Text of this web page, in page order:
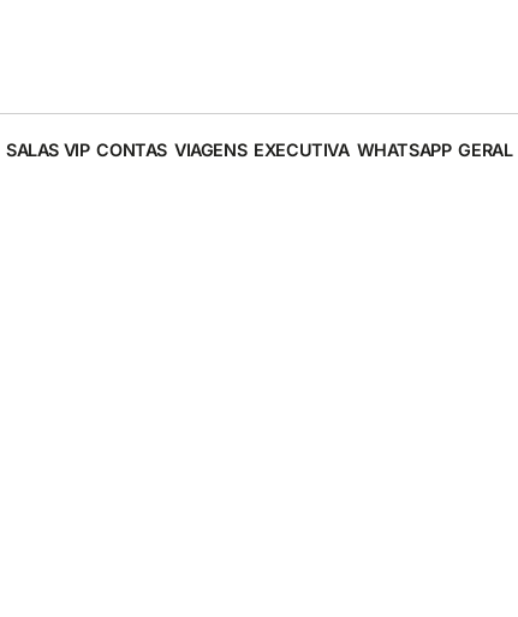
SALAS VIP CONTAS VIAGENS EXECUTIVA WHATSAPP GERAL